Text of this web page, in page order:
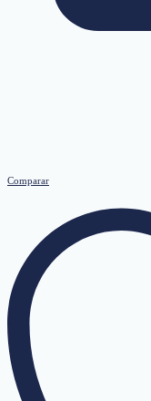
Comparar